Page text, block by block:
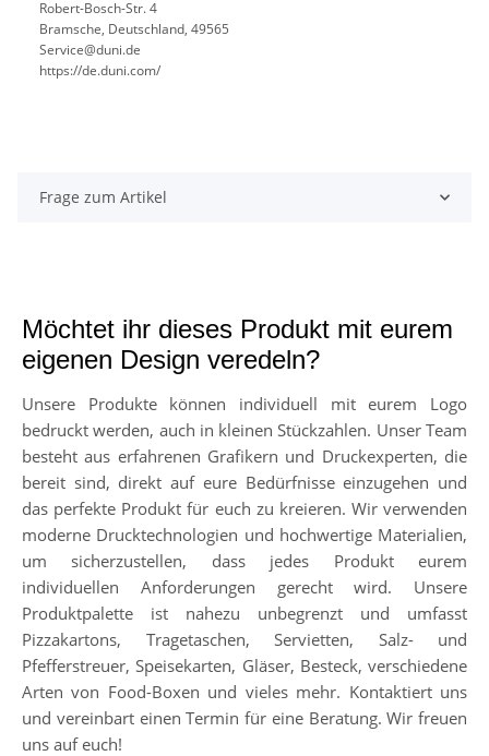
Robert-Bosch-Str. 4
Bramsche, Deutschland, 49565
Service@duni.de
https://de.duni.com/
Frage zum Artikel
Möchtet ihr dieses Produkt mit eurem
eigenen Design veredeln?
Unsere Produkte können individuell mit eurem Logo
bedruckt werden, auch in kleinen Stückzahlen. Unser Team
besteht aus erfahrenen Grafikern und Druckexperten, die
bereit sind, direkt auf eure Bedürfnisse einzugehen und
das perfekte Produkt für euch zu kreieren. Wir verwenden
moderne Drucktechnologien und hochwertige Materialien,
um sicherzustellen, dass jedes Produkt eurem
individuellen Anforderungen gerecht wird. Unsere
Produktpalette ist nahezu unbegrenzt und umfasst
Pizzakartons, Tragetaschen, Servietten, Salz- und
Pfefferstreuer, Speisekarten, Gläser, Besteck, verschiedene
Arten von Food-Boxen und vieles mehr. Kontaktiert uns
und vereinbart einen Termin für eine Beratung. Wir freuen
uns auf euch!